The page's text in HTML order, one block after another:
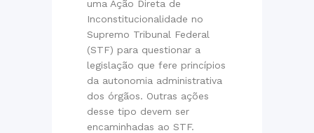
uma Ação Direta de
Inconstitucionalidade no
Supremo Tribunal Federal
(STF) para questionar a
legislação que fere princípios
da autonomia administrativa
dos órgãos. Outras ações
desse tipo devem ser
encaminhadas ao STF.